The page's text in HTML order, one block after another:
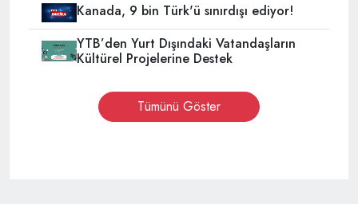
Kanada, 9 bin Türk'ü sınırdışı ediyor!
YTB’den Yurt Dışındaki Vatandaşların
Kültürel Projelerine Destek
Tümünü Göster